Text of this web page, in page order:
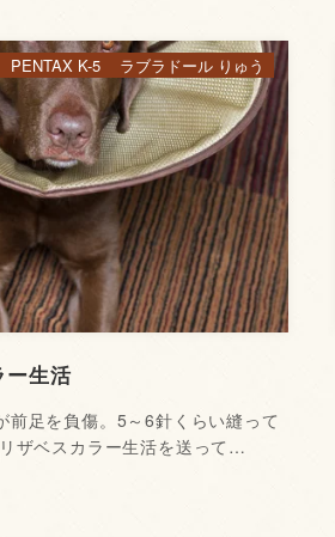
ー生活
前足を負傷。5～6針くらい縫って
ザベスカラー生活を送って…
PENTAX K-5 ラブラドール りゅう